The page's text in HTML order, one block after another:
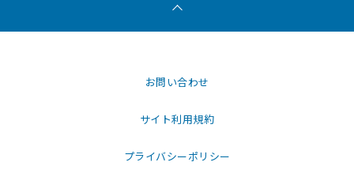
お問い合わせ
サイト利用規約
プライバシーポリシー